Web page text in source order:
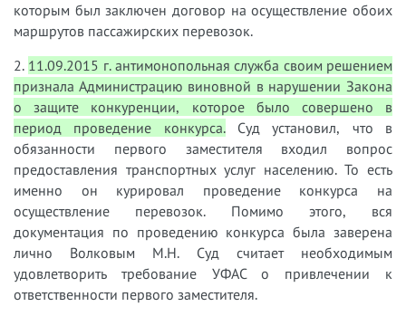
которым был заключен договор на осуществление обоих
маршрутов пассажирских перевозок.
2.​ 11.09.2015 г. антимонопольная служба своим решением
признала Администрацию виновной в нарушении Закона
о защите конкуренции, которое было совершено в
период проведение конкурса.Суд установил, что в
обязанности первого заместителя входил вопрос
предоставления транспортных услуг населению. То есть
именно он курировал проведение конкурса на
осуществление перевозок. Помимо этого, вся
документация по проведению конкурса была заверена
лично Волковым М.Н. Суд считает необходимым
удовлетворить требование УФАС о привлечении к
ответственности первого заместителя.